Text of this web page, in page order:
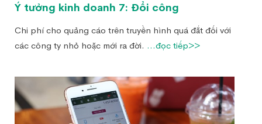
Ý tưởng kinh doanh 7: Đổi công
Chi phí cho quảng cáo trên truyền hình quá đắt đối với
các công ty nhỏ hoặc mới ra đời. ...đọc tiếp>>